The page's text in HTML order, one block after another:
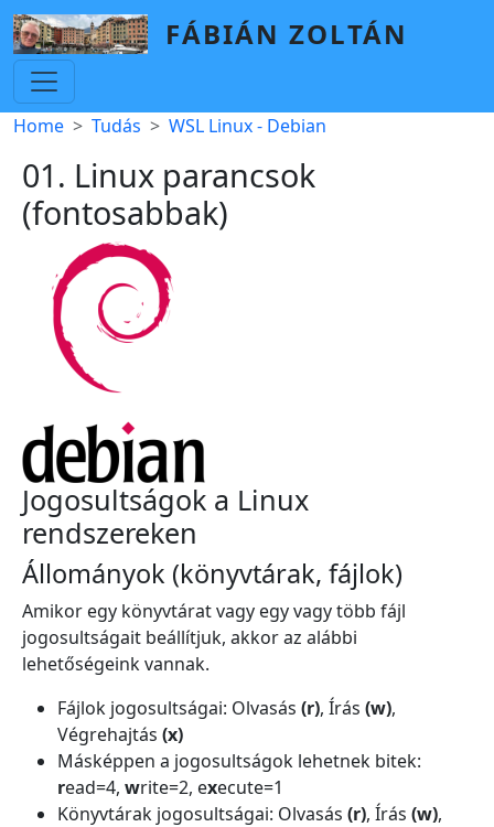
Skip to main content
FÁBIÁN ZOLTÁN
Breadcrumb
Home Tudás WSL Linux - Debian
01. Linux parancsok
(fontosabbak)
Jogosultságok a Linux
rendszereken
Állományok (könyvtárak, fájlok)
Amikor egy könyvtárat vagy egy vagy több fájl
jogosultságait beállítjuk, akkor az alábbi
lehetőségeink vannak.
Fájlok jogosultságai: Olvasás (r), Írás (w),
Végrehajtás (x)
Másképpen a jogosultságok lehetnek bitek:
read=4, write=2, execute=1
Könyvtárak jogosultságai: Olvasás (r), Írás (w),